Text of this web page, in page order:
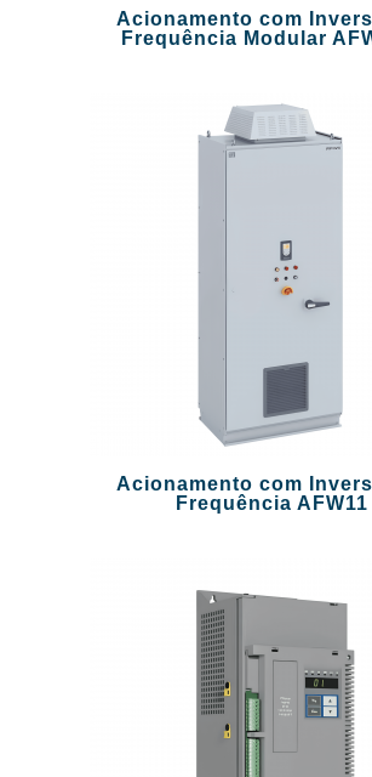
Acionamento com
Frequência Modular
Acionamento com
Frequência AFW11